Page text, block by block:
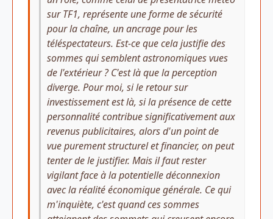
sur TF1, représente une forme de sécurité
pour la chaîne, un ancrage pour les
téléspectateurs. Est-ce que cela justifie des
sommes qui semblent astronomiques vues
de l'extérieur ? C'est là que la perception
diverge. Pour moi, si le retour sur
investissement est là, si la présence de cette
personnalité contribue significativement aux
revenus publicitaires, alors d'un point de
vue purement structurel et financier, on peut
tenter de le justifier. Mais il faut rester
vigilant face à la potentielle déconnexion
avec la réalité économique générale. Ce qui
m'inquiète, c'est quand ces sommes